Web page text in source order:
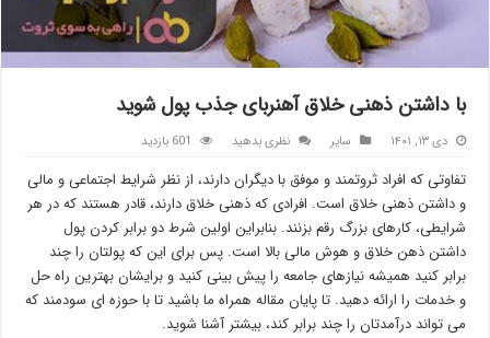
با داشتن ذهنی خلاق آهنربای جذب پول شوید
دی ۱۳, ۱۴۰۱ سایر نظری بدهید 601 بازدید
تفاوتی که افراد ثروتمند و موفق با دیگران دارند، از نظر شرایط اجتماعی و مالی
و داشتن ذهنی خلاق است. افرادی که ذهنی خلاق دارند، قادر هستند که در هر
شرایطی، کارهای بزرگ رقم بزنند. بنابراین اولین شرط دو برابر کردن پول
داشتن ذهن خلاق و هوش مالی بالا است. پس برای این که پولتان را چند
برابر کنید همیشه نیازهای جامعه را پیش بینی کنید و برایشان بهترین راه حل
و خدمات را ارائه دهید. تا پایان مقاله همراه ما باشید تا با حوزه ای سودمند که
می تواند درآمدتان را چند برابر کند، بیشتر آشنا شوید.